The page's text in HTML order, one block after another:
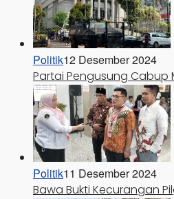
Politik12 Desember 2024
Partai Pengusung Cabup
Politik11 Desember 2024
Bawa Bukti Kecurangan